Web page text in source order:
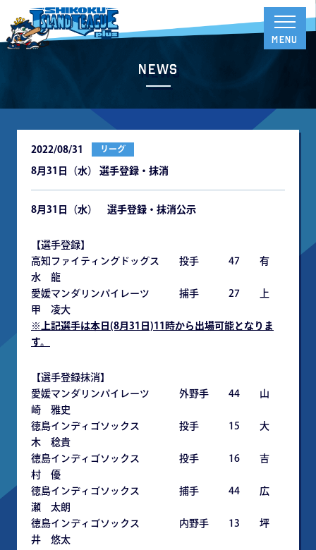
News
2022/08/31 リーグ
8月31日（水） 選手登録・抹消
8月31日（水） 選手登録・抹消公示
【選手登録】
高知ファイティングドッグス 投手 47 有
水 龍
愛媛マンダリンパイレーツ 捕手 27 上
甲 凌大
※
上記選手は本日(8月31日)11時から出場可能となりま
す。
【選手登録抹消】
愛媛マンダリンパイレーツ 外野手 44 山
崎 雅史
徳島インディゴソックス 投手 15 大
木 稔貴
徳島インディゴソックス 投手 16 吉
村 優
徳島インディゴソックス 捕手 44 広
瀬 太朗
徳島インディゴソックス 内野手 13 坪
井 悠太